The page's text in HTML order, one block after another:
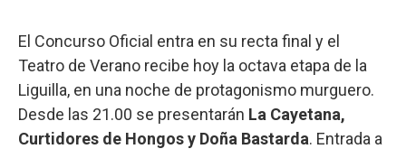
El Concurso Oficial entra en su recta final y el
Teatro de Verano recibe hoy la octava etapa de la
Liguilla, en una noche de protagonismo murguero.
Desde las 21.00 se presentarán La Cayetana,
Curtidores de Hongos y Doña Bastarda. Entrada a